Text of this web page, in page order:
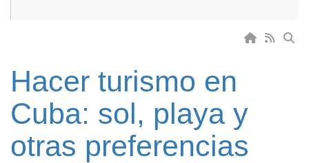
Hacer turismo en
Cuba: sol, playa y
otras preferencias